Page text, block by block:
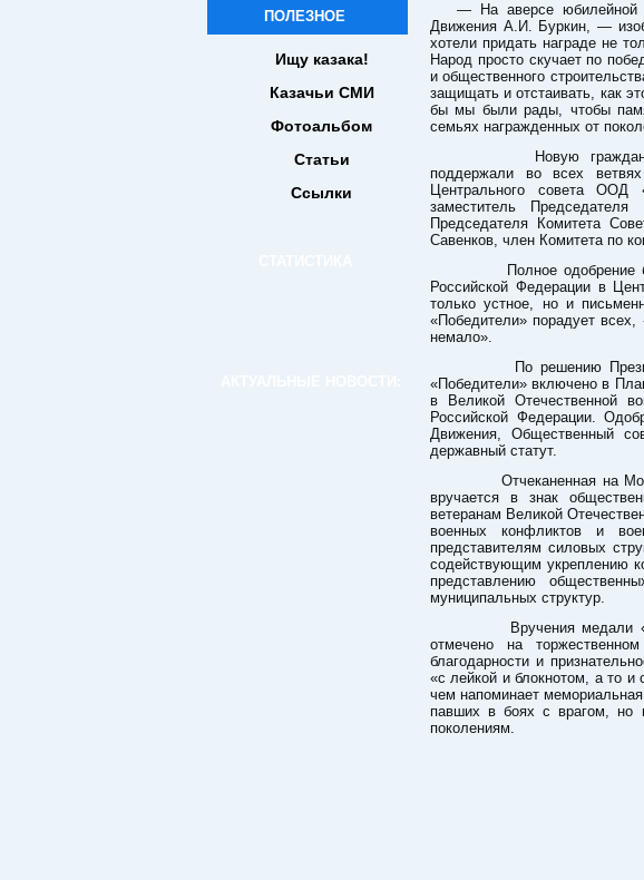
ПОЛЕЗНОЕ
Ищу казака!
Казачьи СМИ
Фотоальбом
Статьи
Ссылки
— На аверсе юбилейной
Движения А.И. Буркин, —
хотели придать награде не
Народ просто скучает по
и общественного
защищать и отстаивать, как
бы мы были рады, чтобы
семьях награжденных от
Новую гражданскую
поддержали во всех
Центрального совета ООД
заместитель
Председателя Комитета
Савенков, член Комитета по
Полное одобрение
Российской Федерации в
только устное, но и
«Победители» порадует
немало».
По решению
«Победители» включено в
в Великой Отечественной
Российской Федерации.
Движения, Общественный
державный статут.
Отчеканенная на
вручается в знак
ветеранам Великой
военных конфликтов и
представителям силовых
содействующим укреплению
представлению
муниципальных структур.
Вручения медали
отмечено на
благодарности и
«с лейкой и блокнотом, а то
чем напоминает
павших в боях с врагом, но
поколениям.